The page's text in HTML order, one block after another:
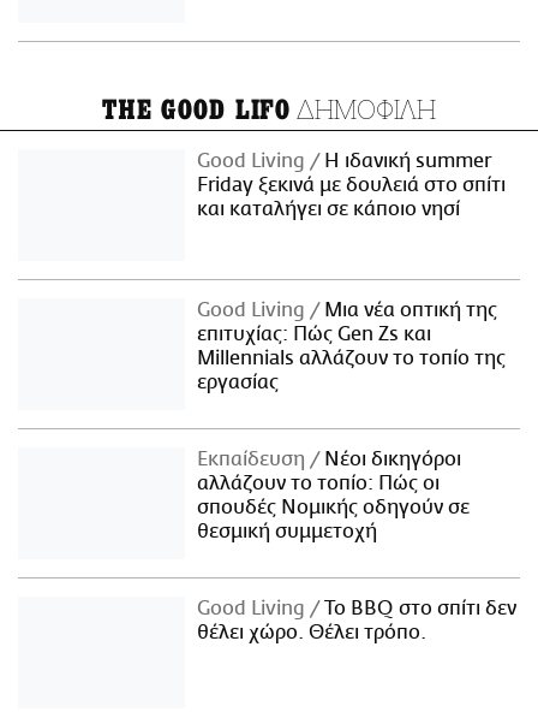
THE GOOD LIFO ΔΗΜΟΦΙΛΗ
Good Living
Η ιδανική summer
Friday ξεκινά με δουλειά στο σπίτι
και καταλήγει σε κάποιο νησί
Good Living
Μια νέα οπτική της
επιτυχίας: Πώς Gen Zs και
Millennials αλλάζουν το τοπίο της
εργασίας
Εκπαίδευση
Νέοι δικηγόροι
αλλάζουν το τοπίο: Πώς οι
σπουδές Νομικής οδηγούν σε
θεσμική συμμετοχή
Good Living
Το BBQ στο σπίτι δεν
θέλει χώρο. Θέλει τρόπο.